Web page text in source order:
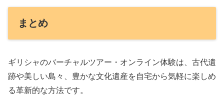
まとめ
ギリシャのバーチャルツアー・オンライン体験は、古代遺
跡や美しい島々、豊かな文化遺産を自宅から気軽に楽しめ
る革新的な方法です。